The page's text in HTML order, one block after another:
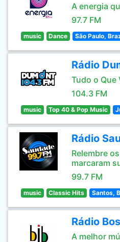
A energia
97.7 FM
music Dance São Paulo,
Rádio
Tudo o Que
104.3 FM
music Top 40 & Pop Music
Rádio
Relembre
marcaram
99.7 FM
music Classic Hits Santos,
Rádio
A melhor